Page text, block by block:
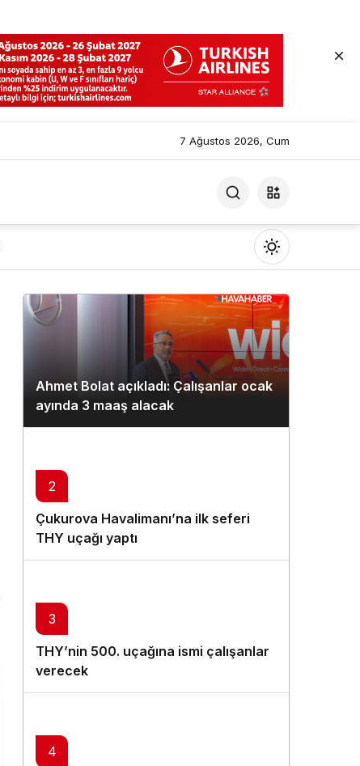
7 Ağustos 2026, Cum
Mod
değiştir
Gündüz Modu
Gündüz modunu seçin.
Sistem modunu seçin.
Ahmet Bolat açıkladı: Çalışanlar ocak
ayında 3 maaş alacak
2
Çukurova Havalimanı’na ilk seferi
THY uçağı yaptı
3
THY’nin 500. uçağına ismi çalışanlar
verecek
4